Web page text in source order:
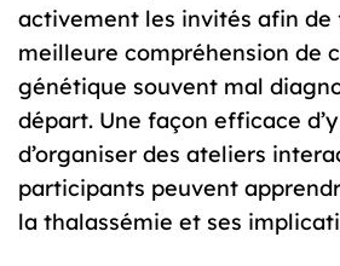
activement les invités afin de
meilleure compréhension de
génétique souvent mal
départ. Une façon efficace
d’organiser des ateliers
participants peuvent
la thalassémie et ses